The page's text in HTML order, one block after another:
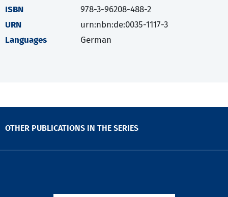
ISBN
978-3-96208-488-2
URN
urn:nbn:de:0035-1117-3
Languages
German
OTHER PUBLICATIONS IN THE SERIES